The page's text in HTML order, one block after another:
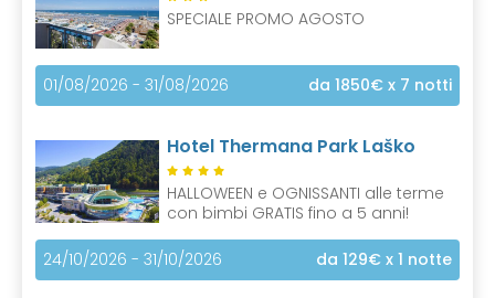
SPECIALE PROMO AGOSTO
01/08/2026 - 31/08/2026 da 1850€ x 7 notti
Hotel Thermana Park Laško
HALLOWEEN e OGNISSANTI alle terme
con bimbi GRATIS fino a 5 anni!
24/10/2026 - 31/10/2026 da 129€ x 1 notte